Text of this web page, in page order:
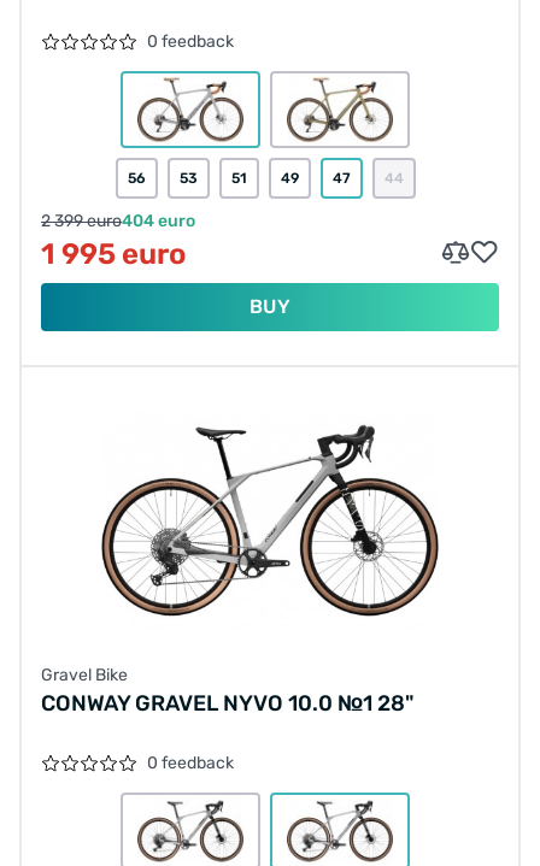
0 feedback
56 53 51 49 47 44
2 399 euro404 euro
1 995 euro
BUY
Gravel Bike
CONWAY GRAVEL NYVO 10.0 №1 28"
0 feedback